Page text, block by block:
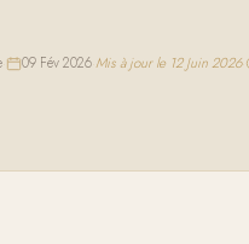
09 Fév 2026Mis à jour le 12 Juin 2026·